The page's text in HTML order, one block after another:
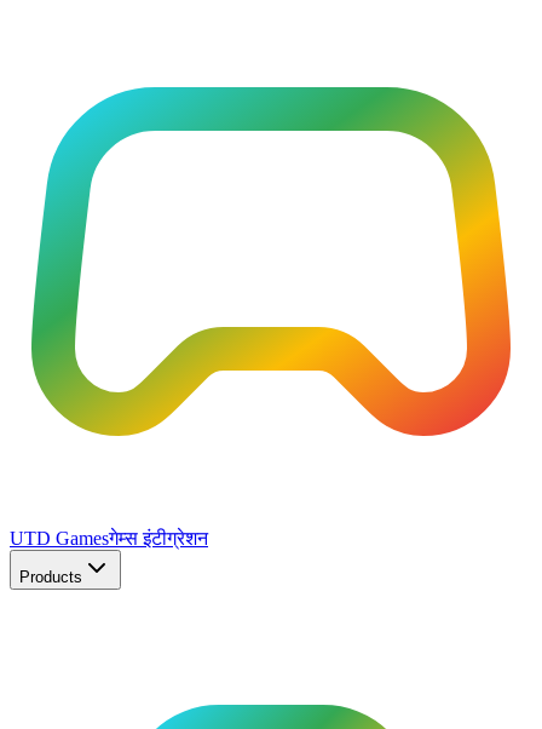
UTD Gamesगेम्स इंटीग्रेशन
Products